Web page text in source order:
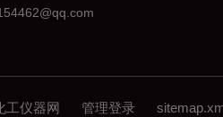
工仪器网 管理登录